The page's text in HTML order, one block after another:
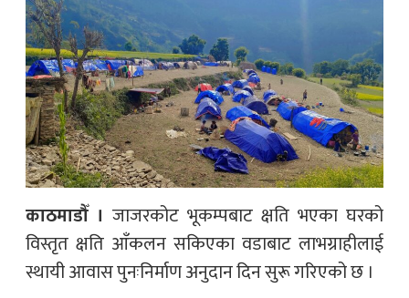
काठमाडौँ । जाजरकोट भूकम्पबाट क्षति भएका घरको
विस्तृत क्षति आँकलन सकिएका वडाबाट लाभग्राहीलाई
स्थायी आवास पुनःनिर्माण अनुदान दिन सुरू गरिएको छ ।